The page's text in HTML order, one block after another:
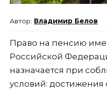
Владимир Белов
Право на пенсию
Российской
назначается при
условий: